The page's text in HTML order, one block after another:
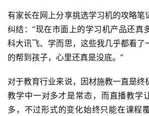
有家长在网上分享挑选学习机的攻略笔
纠结：“现在市面上的学习机产品还真
科大讯飞、学而思，这些我几乎都看了
的帮到孩子，心里还真是没底。”
对于教育行业来说，因材施教一直是终
教学中一对多才是常态，而直播教学
多，不过形式的变化始终只能在课程